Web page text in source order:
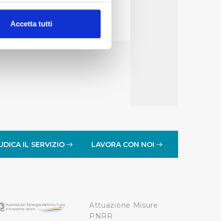
(impronte
che l’Utente ha fornito
i singoli cookie
Accetta tutti
IL SERVIZIO LAVORA CON NOI
Attuazione Misure
PNRR